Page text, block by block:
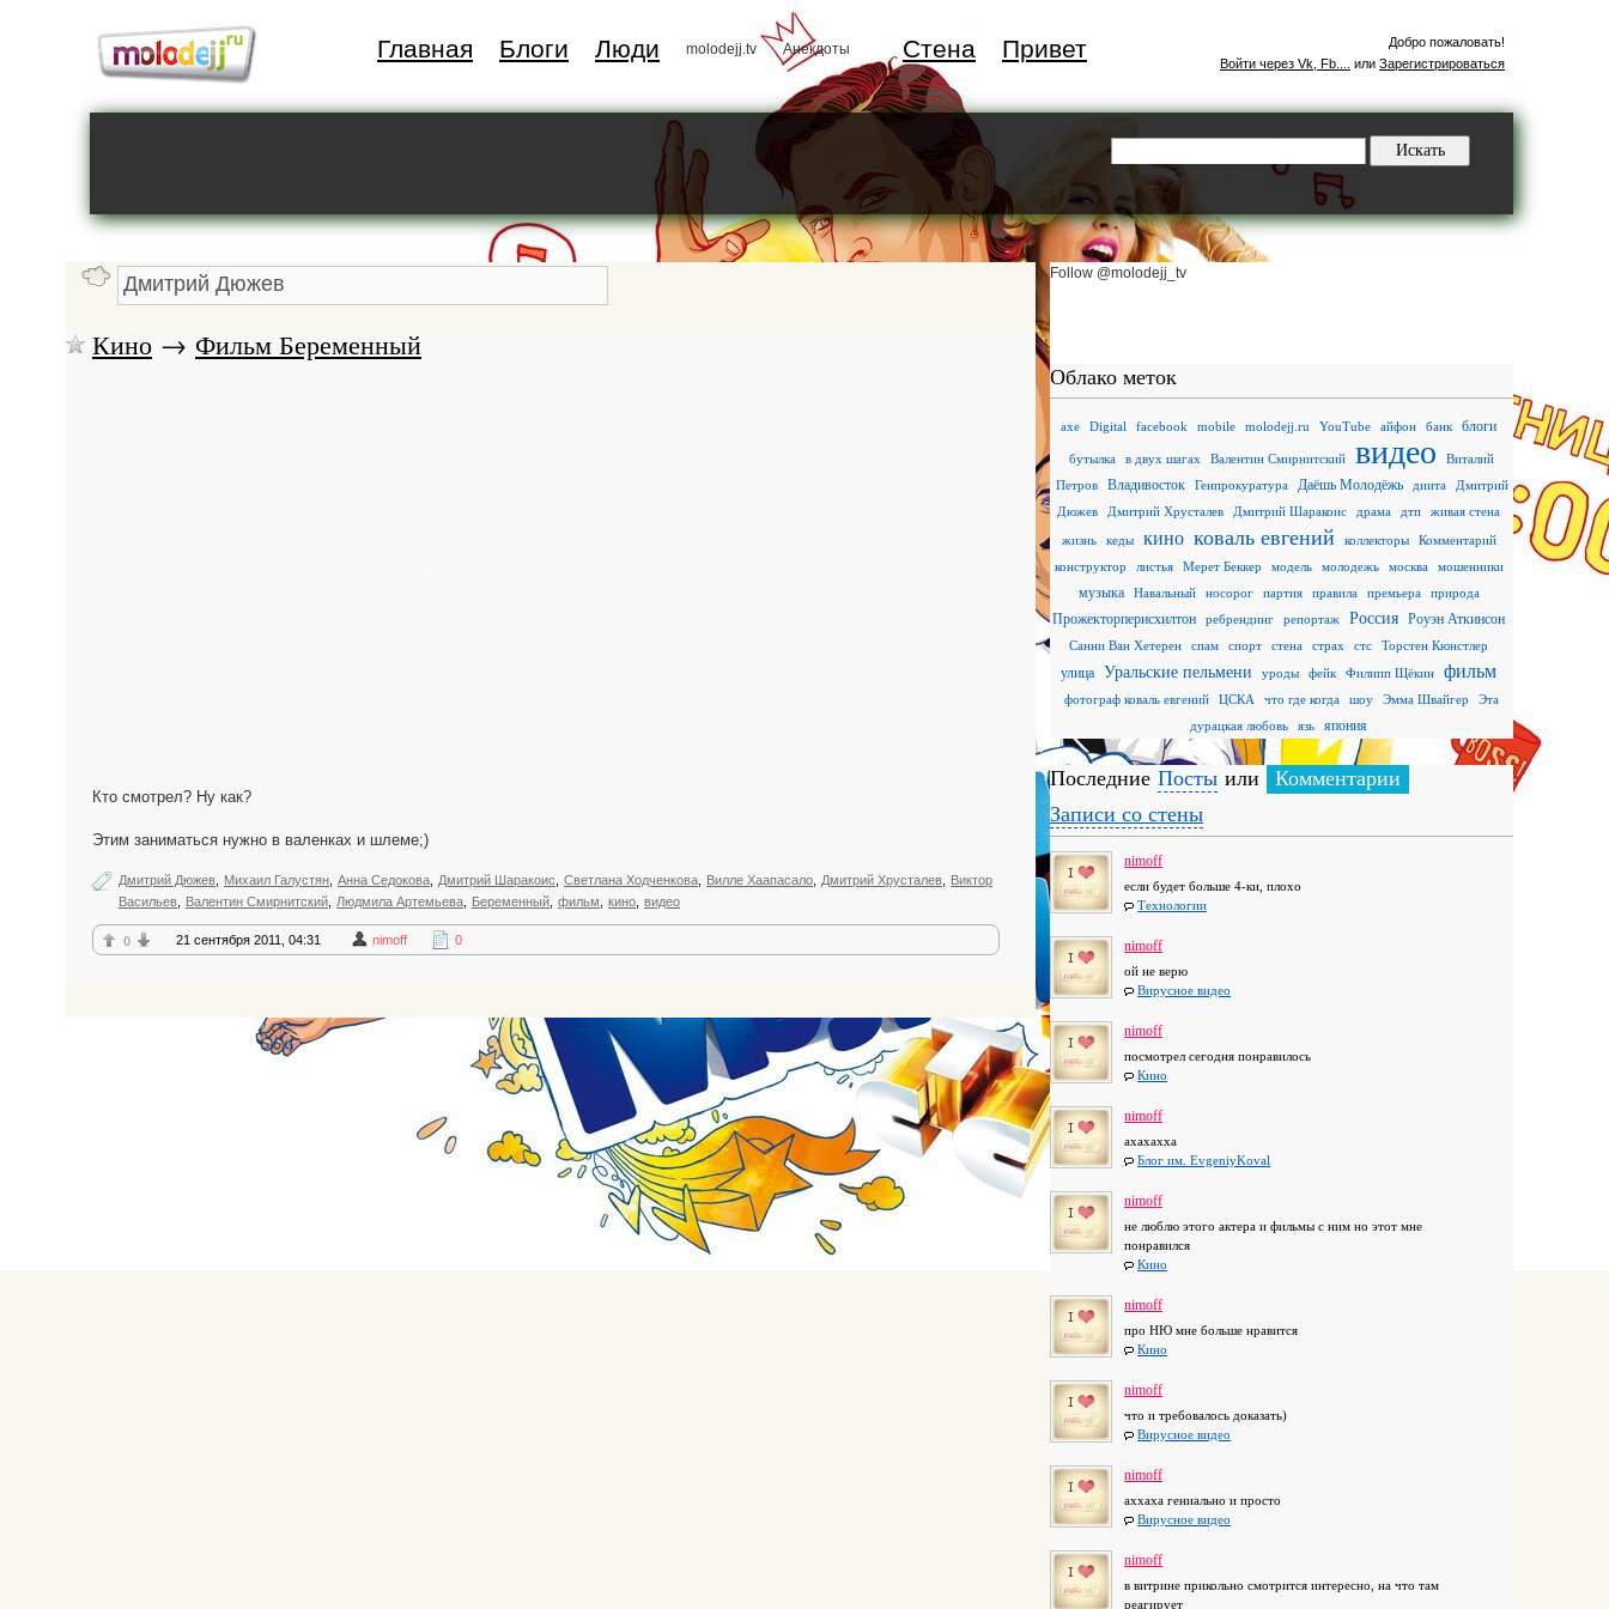
Главная Блоги Люди molodejj.tv Анекдоты Стена Привет
Добро пожаловать!
Войти через Vk, Fb....
или Зарегистрироваться
Кино → Фильм Беременный
Кто смотрел? Ну как?
Этим заниматься нужно в валенках и шлеме;)
Дмитрий Дюжев Михаил Галустян Анна Седокова Дмитрий Шаракоис Светлана Ходченкова Вилле Хаапасало Дмитрий Хрусталев
Виктор
Васильев
Валентин Смирнитский Людмила Артемьева Беременный фильм кино видео
0 21 сентября 2011, 04:31 nimoff 0
Follow @molodejj_tv
Облако меток
axe Digital facebook mobile molodejj.ru YouTube айфон банк блоги
бутылка в двух шагах Валентин Смирнитский видео
Виталий
Петров
Владивосток Генпрокуратура Даёшь Молодёжь диита
Дмитрий
Дюжев
Дмитрий Хрусталев Дмитрий Шаракоис драма дтп
живая стена
жизнь
кеды кино коваль евгений коллекторы
Комментарий
конструктор
листья Мерет Беккер модель молодежь москва мошенники
музыка Навальный носорог партия правила премьера природа
Прожекторперисхилтон ребрендинг репортаж Россия Роуэн Аткинсон
Санни Ван Хетерен спам спорт стена страх стс Торстен Кюнстлер
улица Уральские пельмени уроды фейк Филипп Щёкин фильм
фотограф коваль евгений ЦСКА что где когда шоу Эмма Швайгер
Эта
дурацкая любовь
язь япония
Последние Посты или
Комментарии
Записи со стены
nimoff
если будет больше 4-ки, плохо
Технологии
nimoff
ой не верю
Вирусное видео
nimoff
посмотрел сегодня понравилось
Кино
nimoff
ахахахха
Блог им. EvgeniyKoval
nimoff
не люблю этого актера и фильмы с ним но этот мне
понравился
Кино
nimoff
про НЮ мне больше нравится
Кино
nimoff
что и требовалось доказать)
Вирусное видео
nimoff
аххаха гениально и просто
Вирусное видео
nimoff
в витрине прикольно смотрится интересно, на что там
реагирует